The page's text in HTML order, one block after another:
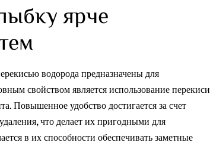
ярче
водорода предназначены для
свойством является использование перекиси
Повышенное удобство достигается за счет
что делает их пригодными для
в их способности обеспечивать заметные